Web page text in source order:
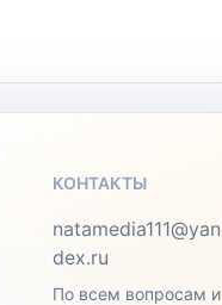
КОНТАКТЫ
natamedia111@yan
dex.ru
По всем вопросам и